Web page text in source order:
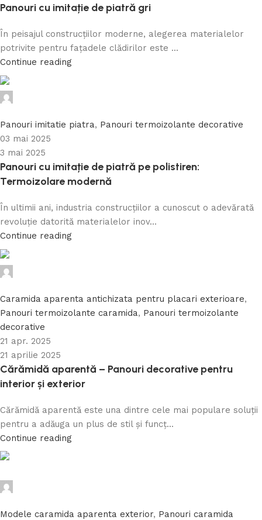
Panouri cu imitație de piatră gri
În peisajul construcțiilor moderne, alegerea materialelor
potrivite pentru fațadele clădirilor este ...
Continue reading
Panouri imitatie piatra, Panouri termoizolante decorative
03 mai 2025
3 mai 2025
Panouri cu imitație de piatră pe polistiren:
Termoizolare modernă
În ultimii ani, industria construcțiilor a cunoscut o adevărată
revoluție datorită materialelor inov...
Continue reading
Caramida aparenta antichizata pentru placari exterioare,
Panouri termoizolante caramida, Panouri termoizolante
decorative
21 apr. 2025
21 aprilie 2025
Cărămidă aparentă – Panouri decorative pentru
interior și exterior
Cărămidă aparentă este una dintre cele mai populare soluții
pentru a adăuga un plus de stil și funcț...
Continue reading
Modele caramida aparenta exterior, Panouri caramida